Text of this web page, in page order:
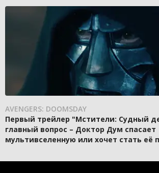
AVENGERS: DOOMSDAY
Первый трейлер "Мстители: Судный
главный вопрос – Доктор Дум спасает
мультивселенную или хочет стать её